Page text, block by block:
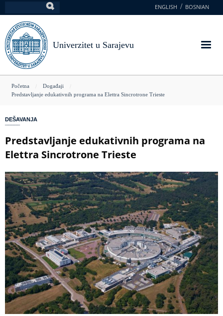
na
glavni
sadržaj
ENGLISH BOSNIAN
Univerzitet u Sarajevu
You
here
Početna
Događaji
Predstavljanje edukativnih programa na Elettra Sincrotrone Trieste
DEŠAVANJA
Predstavljanje edukativnih programa na
Elettra Sincrotrone Trieste